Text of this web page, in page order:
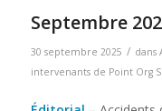
Septembre
30 septembre 2025 / dans
intervenants de Point Org